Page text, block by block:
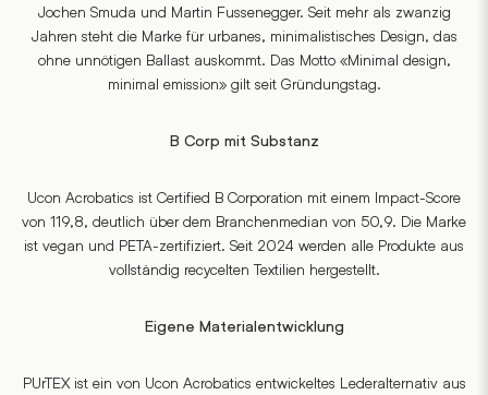
Jochen Smuda und Martin Fussenegger. Seit mehr als zwanzig
Jahren steht die Marke für urbanes, minimalistisches Design, das
ohne unnötigen Ballast auskommt. Das Motto «Minimal design,
minimal emission» gilt seit Gründungstag.
B Corp mit Substanz
Ucon Acrobatics ist Certified B Corporation mit einem Impact-Score
von 119,8, deutlich über dem Branchenmedian von 50,9. Die Marke
ist vegan und PETA-zertifiziert. Seit 2024 werden alle Produkte aus
vollständig recycelten Textilien hergestellt.
Eigene Materialentwicklung
PUrTEX ist ein von Ucon Acrobatics entwickeltes Lederalternativ aus